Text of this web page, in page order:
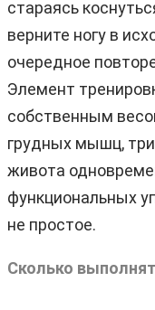
стараясь
верните ногу в
очередное
Элемент
собственным
грудных мышц,
живота
функциональных
не простое.
Сколько